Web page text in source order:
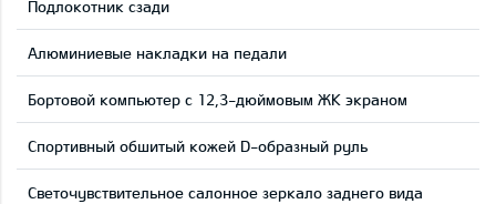
Подлокотник сзади
Aлюминиевые накладки на педали
Бортовой компьютер с 12,3-дюймовым ЖК экраном
Cпортивный обшитый кожей D-образный руль
Светочувствительное салонное зеркало заднего вида